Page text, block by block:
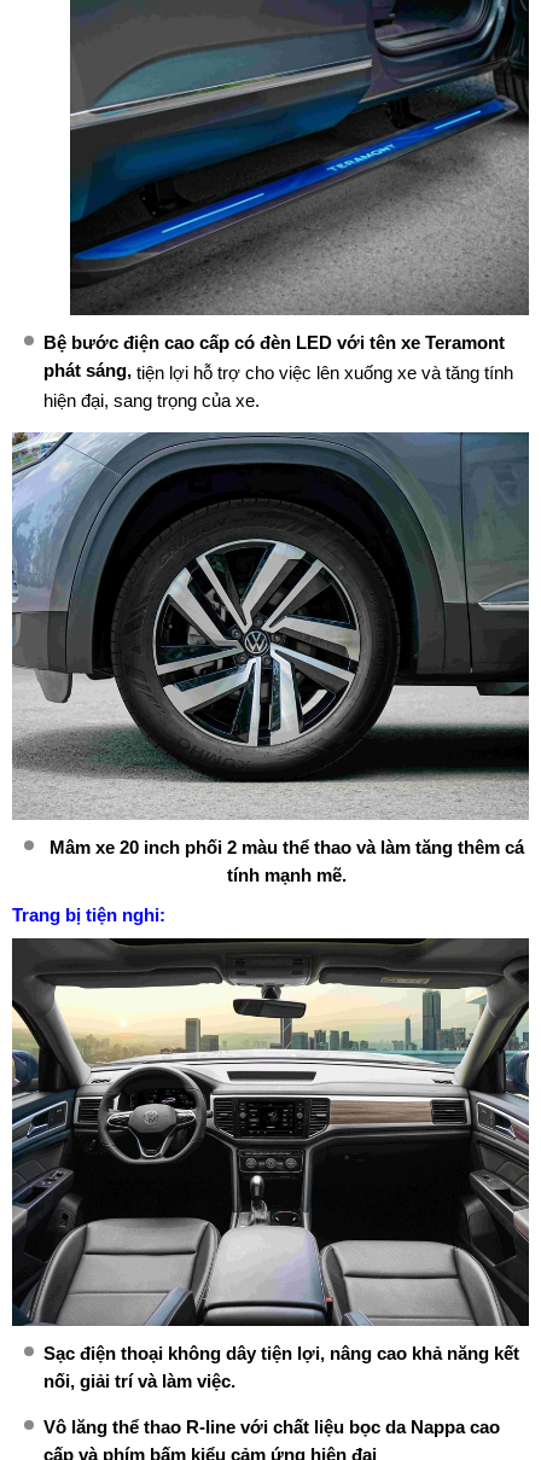
Bệ bước điện cao cấp có đèn LED với tên xe Teramont
phát sáng, tiện lợi hỗ trợ cho việc lên xuống xe và tăng tính
hiện đại, sang trọng của xe.
Mâm xe 20 inch phối 2 màu thể thao và làm tăng thêm cá
tính mạnh mẽ.
Trang bị tiện nghi:
Sạc điện thoại không dây tiện lợi, nâng cao khả năng kết
nối, giải trí và làm việc.
Vô lăng thể thao R-line với chất liệu bọc da Nappa cao